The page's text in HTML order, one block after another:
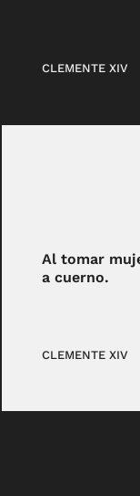
CLEMENTE XIV
Al tomar
a cuerno.
CLEMENTE XIV